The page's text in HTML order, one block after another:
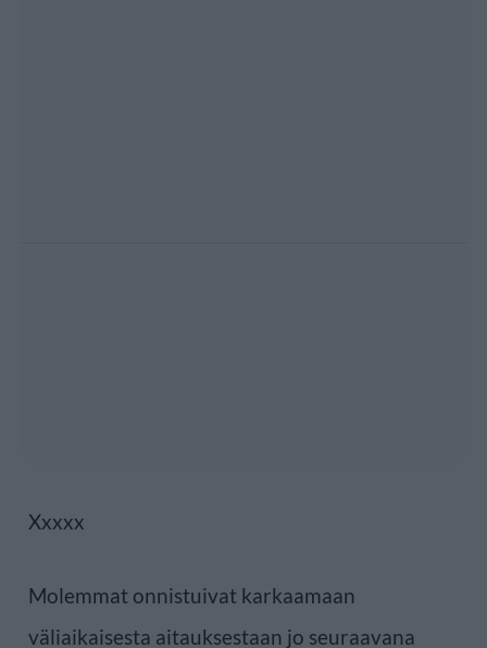
Xxxxx
Molemmat onnistuivat karkaamaan
väliaikaisesta aitauksestaan jo seuraavana